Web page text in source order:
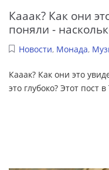
Кааак? Как они
поняли -
Новости, Монада,
Кааак? Как они это
это глубоко? Этот пост